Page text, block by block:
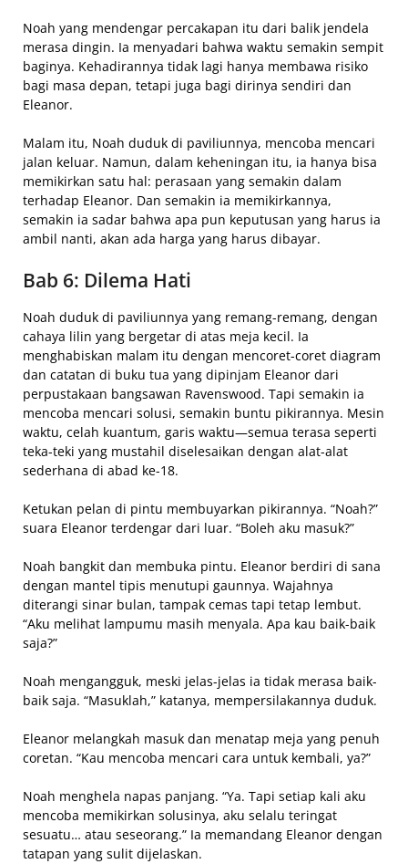
Noah yang mendengar percakapan itu dari balik jendela
merasa dingin. Ia menyadari bahwa waktu semakin sempit
baginya. Kehadirannya tidak lagi hanya membawa risiko
bagi masa depan, tetapi juga bagi dirinya sendiri dan
Eleanor.
Malam itu, Noah duduk di paviliunnya, mencoba mencari
jalan keluar. Namun, dalam keheningan itu, ia hanya bisa
memikirkan satu hal: perasaan yang semakin dalam
terhadap Eleanor. Dan semakin ia memikirkannya,
semakin ia sadar bahwa apa pun keputusan yang harus ia
ambil nanti, akan ada harga yang harus dibayar.
Bab 6: Dilema Hati
Noah duduk di paviliunnya yang remang-remang, dengan
cahaya lilin yang bergetar di atas meja kecil. Ia
menghabiskan malam itu dengan mencoret-coret diagram
dan catatan di buku tua yang dipinjam Eleanor dari
perpustakaan bangsawan Ravenswood. Tapi semakin ia
mencoba mencari solusi, semakin buntu pikirannya. Mesin
waktu, celah kuantum, garis waktu—semua terasa seperti
teka-teki yang mustahil diselesaikan dengan alat-alat
sederhana di abad ke-18.
Ketukan pelan di pintu membuyarkan pikirannya. “Noah?”
suara Eleanor terdengar dari luar. “Boleh aku masuk?”
Noah bangkit dan membuka pintu. Eleanor berdiri di sana
dengan mantel tipis menutupi gaunnya. Wajahnya
diterangi sinar bulan, tampak cemas tapi tetap lembut.
“Aku melihat lampumu masih menyala. Apa kau baik-baik
saja?”
Noah mengangguk, meski jelas-jelas ia tidak merasa baik-
baik saja. “Masuklah,” katanya, mempersilakannya duduk.
Eleanor melangkah masuk dan menatap meja yang penuh
coretan. “Kau mencoba mencari cara untuk kembali, ya?”
Noah menghela napas panjang. “Ya. Tapi setiap kali aku
mencoba memikirkan solusinya, aku selalu teringat
sesuatu… atau seseorang.” Ia memandang Eleanor dengan
tatapan yang sulit dijelaskan.